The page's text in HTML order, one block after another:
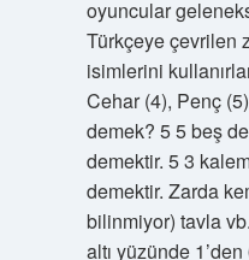
oyuncular
Türkçeye çevrilen
isimlerini
Cehar (4), Penç
demek? 5 5 beş
demektir. 5 3
demektir. Zarda
bilinmiyor) tavla
altı yüzünde 1’den